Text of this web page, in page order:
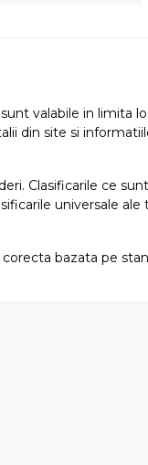
valabile in limita
din site si
Clasificarile ce
universale
bazata pe